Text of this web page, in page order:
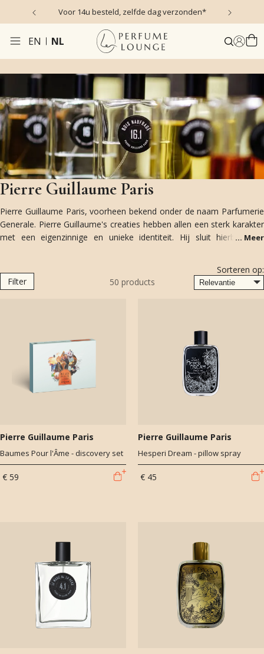
Voor 14u besteld, zelfde dag verzonden*
EN NL
Pierre Guillaume Paris
Pierre Guillaume Paris, voorheen bekend onder de naam Parfumerie
Generale. Pierre Guillaume's creaties hebben allen een sterk karakter
met een eigenzinnige en unieke identiteit. Hij sluit hierbij geen
creaties overdreven intellectuele geuren worden, die te avant-garde
zouden worden om van te genieten.
... Meer
Filter 50 products
Sorteren op:
Pierre Guillaume Paris
Baumes Pour l'Âme - discovery set
€ 59
Pierre Guillaume Paris
Hesperi Dream - pillow spray
€ 45